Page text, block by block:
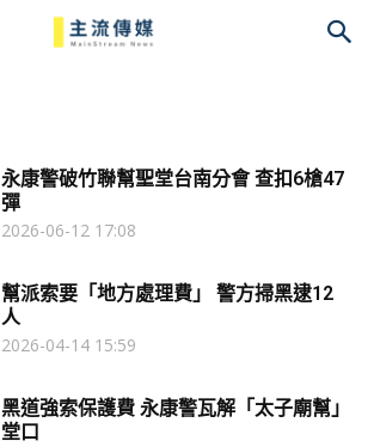
永康警破竹聯幫聖堂台南分會 查扣6槍47
彈
2026-06-12 17:08
幫派索要「地方處理費」 警方掃黑逮12
人
2026-04-14 15:59
黑道強索保護費 永康警瓦解「太子廟幫」
堂口